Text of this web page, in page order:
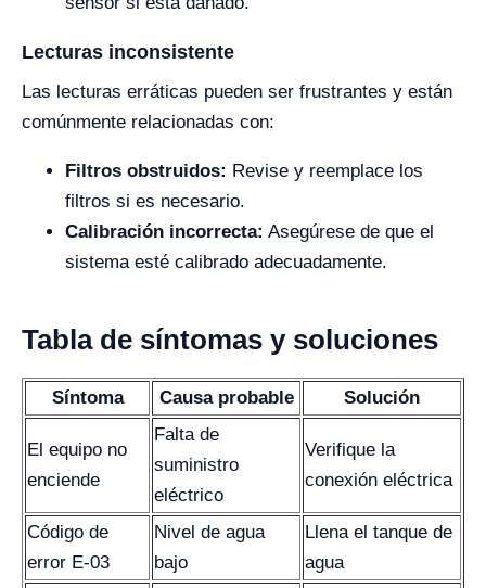
Lecturas inconsistente
Las lecturas erráticas pueden ser frustrantes y están
comúnmente relacionadas con:
Filtros obstruidos: Revise y reemplace los
filtros si es necesario.
Calibración incorrecta: Asegúrese de que el
sistema esté calibrado adecuadamente.
Tabla de síntomas y soluciones
Síntoma Causa probable Solución
El equipo no
enciende
Falta de
suministro
eléctrico
Verifique la
conexión eléctrica
Código de
error E-03
Nivel de agua
bajo
Llena el tanque de
agua